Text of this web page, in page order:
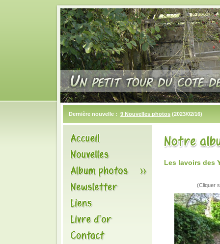
Dernière nouvelle : 9 Nouvelles photos (2023/02/16)
Les lavoirs des
(Cliquer